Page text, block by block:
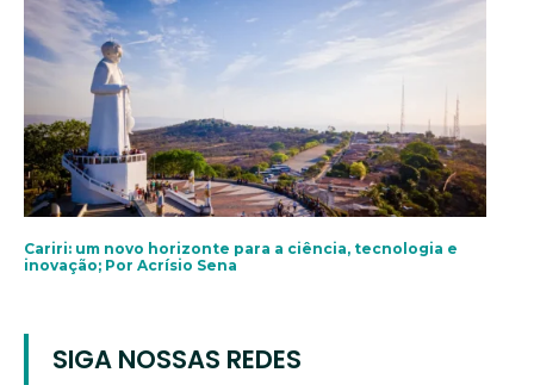
Cariri: um novo horizonte para a ciência, tecnologia e
inovação; Por Acrísio Sena
SIGA NOSSAS REDES